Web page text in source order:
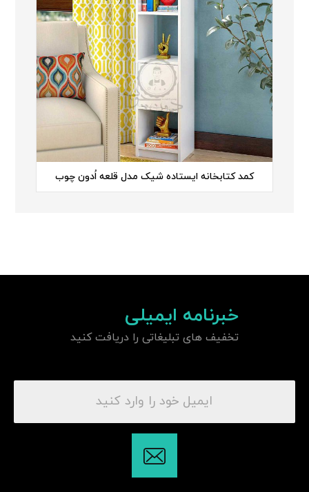
کمد کتابخانه ایستاده شیک مدل قلعه اُدون چوب
خبرنامه ایمیلی
تخفیف های تبلیغاتی را دریافت کنید